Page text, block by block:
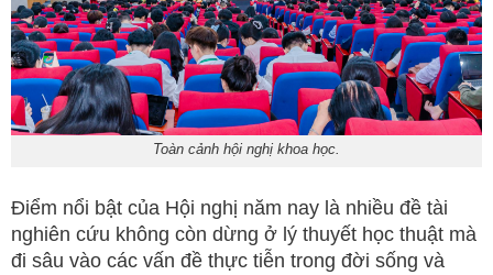
Toàn cảnh hội nghị khoa học.
Điểm nổi bật của Hội nghị năm nay là nhiều đề tài
nghiên cứu không còn dừng ở lý thuyết học thuật mà
đi sâu vào các vấn đề thực tiễn trong đời sống và